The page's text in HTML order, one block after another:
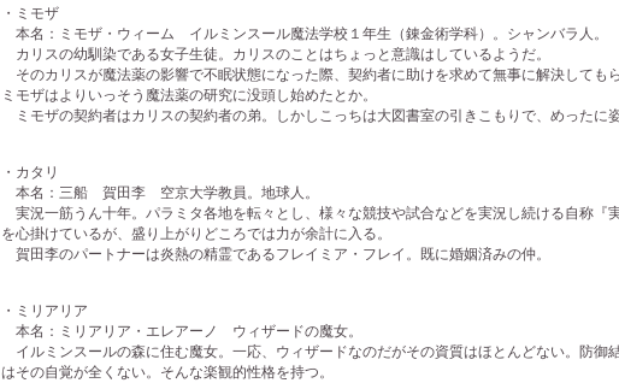
・ミモザ
本名：ミモザ・ウィーム イルミンスール魔法学校１年生（錬金術学科）。シャンバラ人。
カリスの幼馴染である女子生徒。カリスのことはちょっと意識はしているようだ。
そのカリスが魔法薬の影響で不眠状態になった際、契約者に助けを求めて無事に解決しても
ミモザはよりいっそう魔法薬の研究に没頭し始めたとか。
ミモザの契約者はカリスの契約者の弟。しかしこっちは大図書室の引きこもりで、めったに
・カタリ
本名：三船 賀田李 空京大学教員。地球人。
実況一筋うん十年。パラミタ各地を転々とし、様々な競技や試合などを実況し続ける自称『
を心掛けているが、盛り上がりどころでは力が余計に入る。
賀田李のパートナーは炎熱の精霊であるフレイミア・フレイ。既に婚姻済みの仲。
・ミリアリア
本名：ミリアリア・エレアーノ ウィザードの魔女。
イルミンスールの森に住む魔女。一応、ウィザードなのだがその資質はほとんどない。防御
はその自覚が全くない。そんな楽観的性格を持つ。